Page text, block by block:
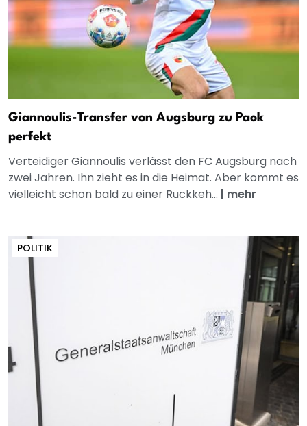
Giannoulis-Transfer von Augsburg zu Paok
perfekt
Verteidiger Giannoulis verlässt den FC Augsburg nach
zwei Jahren. Ihn zieht es in die Heimat. Aber kommt es
vielleicht schon bald zu einer Rückkeh... | mehr
POLITIK